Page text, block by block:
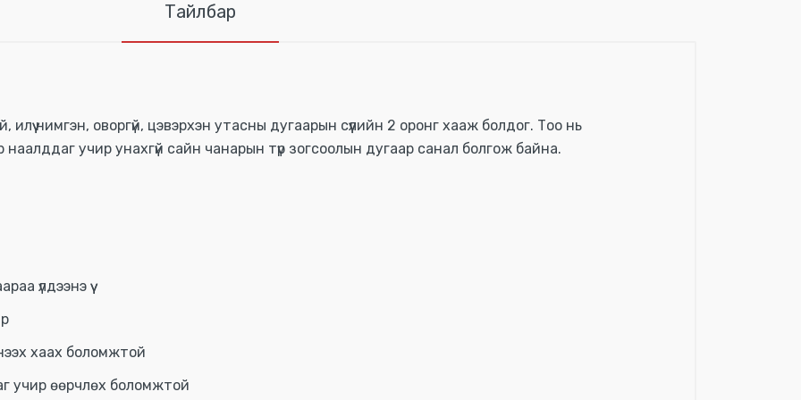
Тайлбар
нимгэн, оворгүй, цэвэрхэн утасны дугаарын сүүлийн 2 оронг хааж болдог. Тоо нь
учир унахгүй сайн чанарын түр зогсоолын дугаар санал болгож байна.
үлдээнэ үү
хаах боломжтой
учир өөрчлөх боломжтой